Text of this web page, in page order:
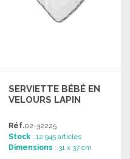
SERVIETTE BÉBÉ EN
VELOURS LAPIN
Réf.02-32225
Stock : 12 945 articles
Dimensions : 31 x 37 cm